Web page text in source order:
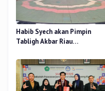
Habib Syech akan Pimpin
Tabligh Akbar Riau
Nur, Besok